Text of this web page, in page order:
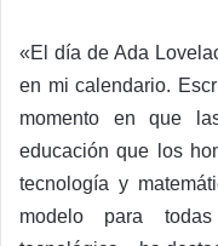
«El día de Ada
en mi calendario.
momento en que
educación que los
tecnología y
modelo para